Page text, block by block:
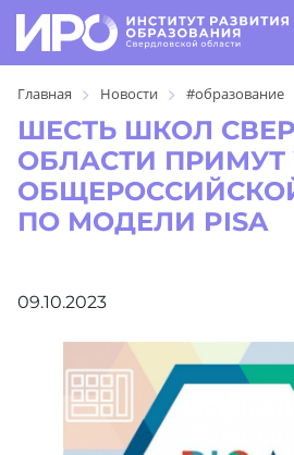
Главная Новости #образование
ШЕСТЬ ШКОЛ
ОБЛАСТИ ПРИМУТ
ПО МОДЕЛИ PISA
09.10.2023